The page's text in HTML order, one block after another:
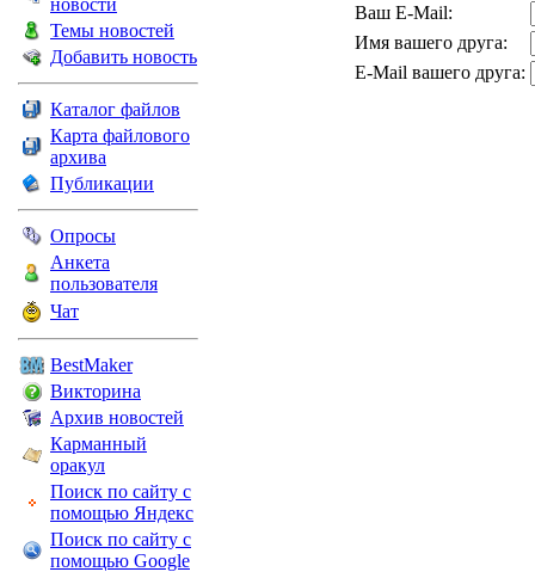
новости
Темы новостей
Добавить новость
Каталог файлов
Карта файлового
архива
Публикации
Опросы
Анкета
пользователя
Чат
BestMaker
Викторина
Архив новостей
Карманный
оракул
Поиск по сайту с
помощью Яндекс
Поиск по сайту с
помощью Google
Ваш E-Mail:
Имя вашего друга:
E-Mail вашего друга: